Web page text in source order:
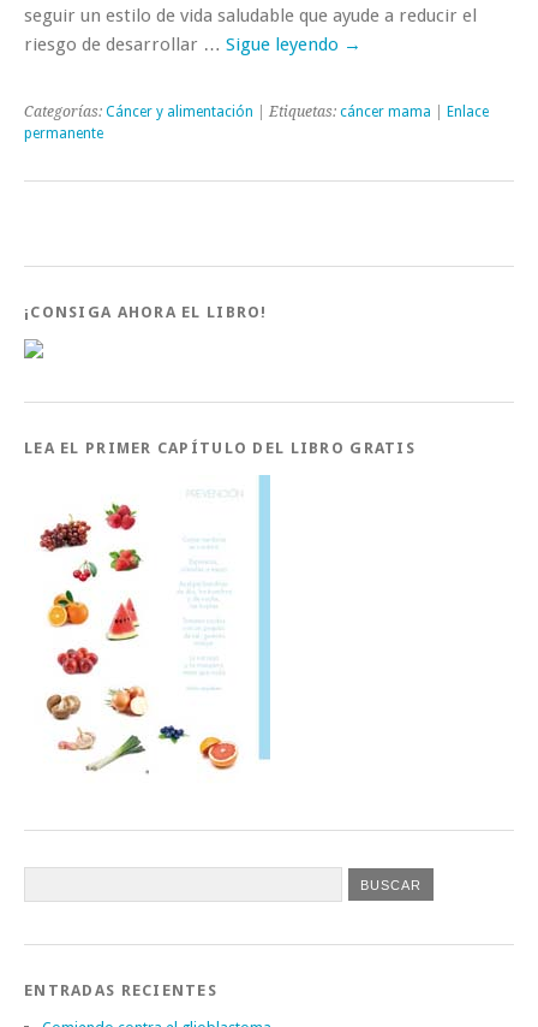
seguir un estilo de vida saludable que ayude a reducir el
riesgo de desarrollar … Sigue leyendo →
Categorías: Cáncer y alimentación | Etiquetas: cáncer mama
Enlace
permanente
¡CONSIGA AHORA EL LIBRO!
LEA EL PRIMER CAPÍTULO DEL LIBRO GRATIS
ENTRADAS RECIENTES